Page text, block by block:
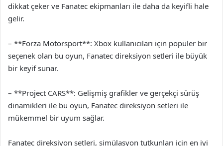
dikkat çeker ve Fanatec ekipmanları ile daha da keyifli hale
gelir.
– **Forza Motorsport**: Xbox kullanıcıları için popüler bir
seçenek olan bu oyun, Fanatec direksiyon setleri ile büyük
bir keyif sunar.
– **Project CARS**: Gelişmiş grafikler ve gerçekçi sürüş
dinamikleri ile bu oyun, Fanatec direksiyon setleri ile
mükemmel bir uyum sağlar.
Fanatec direksiyon setleri, simülasyon tutkunları için en iyi